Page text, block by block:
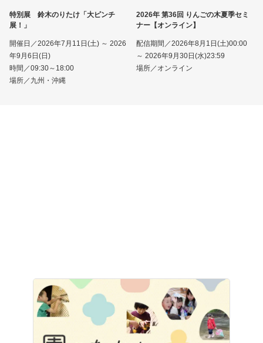
特別展 鈴木のりたけ「大ピンチ
展！」
開催日／2026年7月11日(土) ～ 2026
年9月6日(日)
時間／09:30～18:00
場所／九州・沖縄
2026年 第36回 りんごの木夏季セミ
ナー【オンライン】
配信期間／2026年8月1日(土)00:00
～ 2026年9月30日(水)23:59
場所／オンライン